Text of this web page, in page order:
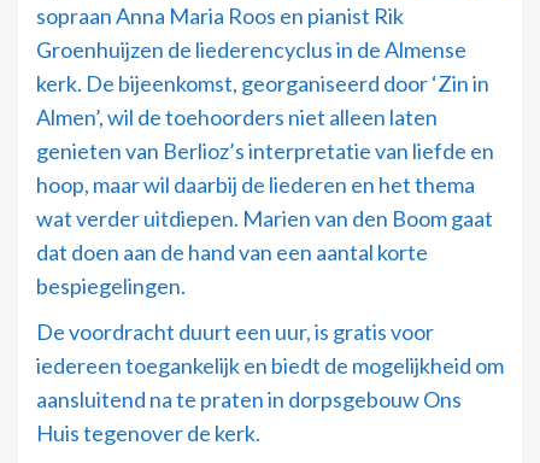
sopraan Anna Maria Roos en pianist Rik
Groenhuijzen de liederencyclus in de Almense
kerk. De bijeenkomst, georganiseerd door ‘Zin in
Almen’, wil de toehoorders niet alleen laten
genieten van Berlioz’s interpretatie van liefde en
hoop, maar wil daarbij de liederen en het thema
wat verder uitdiepen. Marien van den Boom gaat
dat doen aan de hand van een aantal korte
bespiegelingen.
De voordracht duurt een uur, is gratis voor
iedereen toegankelijk en biedt de mogelijkheid om
aansluitend na te praten in dorpsgebouw Ons
Huis tegenover de kerk.